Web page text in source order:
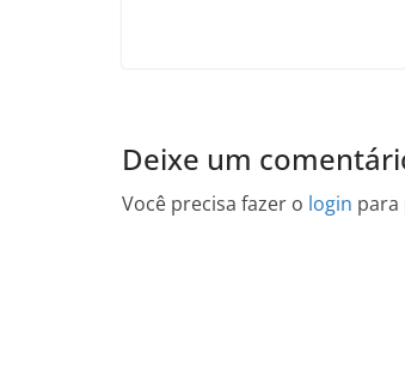
Deixe um
Você precisa fazer o login para